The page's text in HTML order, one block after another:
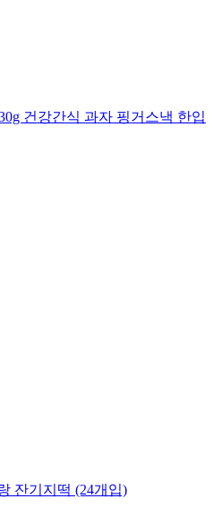
건강간식 과자 핑거스낵 한입
잔기지떡 (24개입)